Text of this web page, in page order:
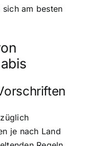
am besten
je nach Land